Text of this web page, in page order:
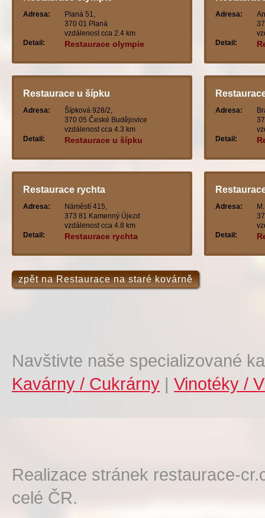
Adresa:
Planá 51,
370 01 Planá
vzdálenost cca 2.4 km
Detail:
Restaurace olympie
Adresa:
Detail:
Restaurace u šípku
Adresa:
Šípková 928/2,
370 05 České Budějovice
vzdálenost cca 4.3 km
Detail:
Restaurace u šípku
Adresa:
Detail:
Restaurace rychta
Adresa:
Náměstí 415,
373 81 Kamenný Újezd
vzdálenost cca 4.8 km
Detail:
Restaurace rychta
Adresa:
Detail:
zpět na Restaurace na staré kovárně
Navštivte naše specializované
Kavárny / Cukrárny | Vinotéky /
Realizace stránek restaurace-
celé ČR.